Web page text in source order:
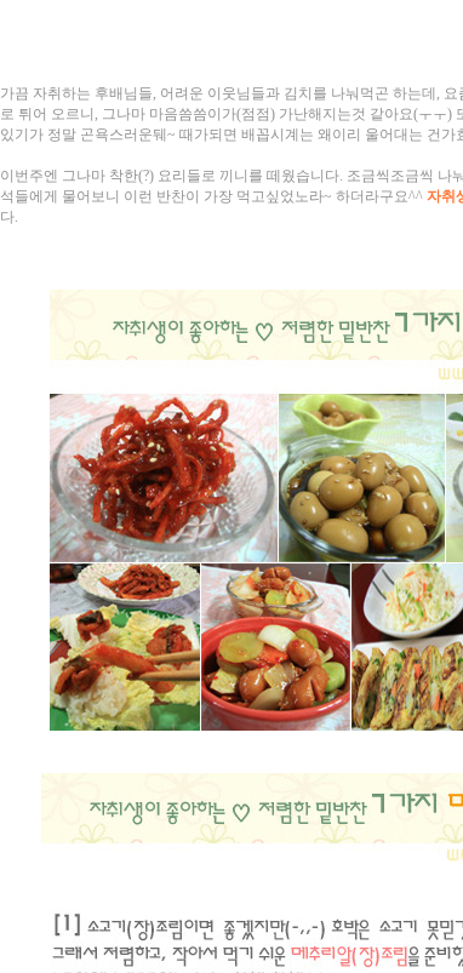
가끔 자취하는 후배님들, 어려운 이웃님들과 김치를 나눠먹곤 하는데, 요
로 튀어 오르니, 그나마 마음씀씀이가(점점) 가난해지는것 같아요(ㅜㅜ)
있기가 정말 곤욕스러운뒈~ 때가되면 배꼽시계는 왜이리 울어대는 건가
이번주엔 그나마 착한(?) 요리들로 끼니를 떼웠습니다. 조금씩조금씩 나
석들에게 물어보니 이런 반찬이 가장 먹고싶었노라~ 하더라구요^^ 자취
다.